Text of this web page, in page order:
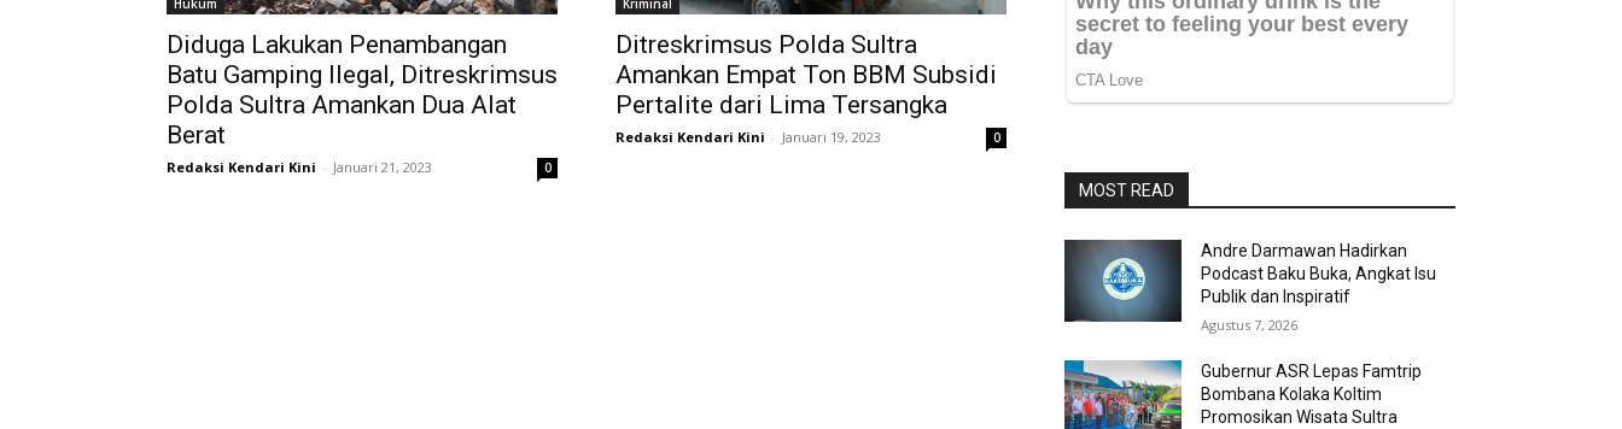
Hukum
Diduga Lakukan Penambangan
Batu Gamping Ilegal, Ditreskrimsus
Polda Sultra Amankan Dua Alat
Berat
Redaksi Kendari Kini - Januari 21, 2023 0
Kriminal
Ditreskrimsus Polda Sultra
Amankan Empat Ton BBM Subsidi
Pertalite dari Lima Tersangka
Redaksi Kendari Kini - Januari 19, 2023 0
MOST READ
Andre Darmawan Hadirkan
Podcast Baku Buka, Angkat Isu
Publik dan Inspiratif
Agustus 7, 2026
Gubernur ASR Lepas Famtrip
Bombana Kolaka Koltim
Promosikan Wisata Sultra